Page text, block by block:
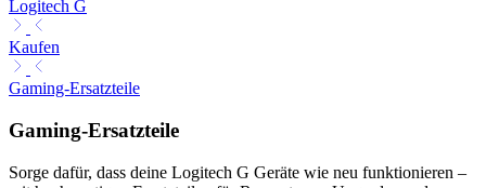
Logitech G
Kaufen
Gaming-Ersatzteile
Gaming-Ersatzteile
Sorge dafür, dass deine Logitech G Geräte wie neu funktionieren –